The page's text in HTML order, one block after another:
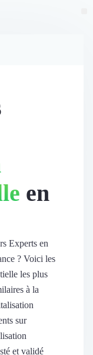
en
Experts en
? Voici les
les plus
à la
sur
et validé